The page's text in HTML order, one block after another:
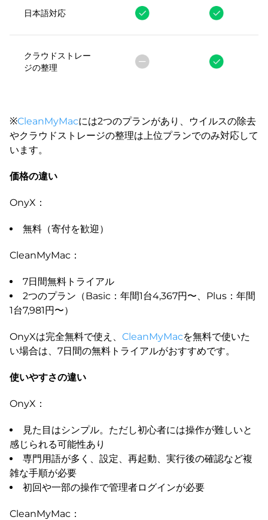
日本語対応
クラウドストレー
ジの整理
※CleanMyMacには2つのプランがあり、ウイルスの除去
やクラウドストレージの整理は上位プランでのみ対応して
います。
価格の違い
OnyX：
無料（寄付を歓迎）
CleanMyMac：
7日間無料トライアル
2つのプラン（Basic：年間1台4,367円〜、Plus：年間
1台7,981円〜）
OnyXは完全無料で使え、 CleanMyMacを無料で使いた
い場合は、7日間の無料トライアルがおすすめです。
使いやすさの違い
OnyX：
見た目はシンプル。ただし初心者には操作が難しいと
感じられる可能性あり
専門用語が多く、設定、再起動、実行後の確認など複
雑な手順が必要
初回や一部の操作で管理者ログインが必要
CleanMyMac：